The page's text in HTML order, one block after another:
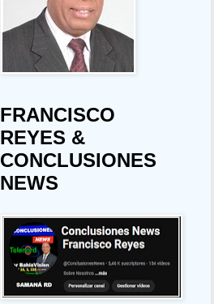
FRANCISCO
REYES &
CONCLUSIONES
NEWS